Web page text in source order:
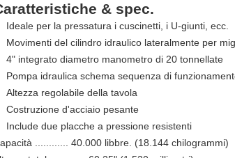
& spec.
Ideale per la pressatura i cuscinetti, i U-giunti, ecc.
Movimenti del cilindro idraulico lateralmente per
4" integrato diametro manometro di 20 tonnellate
Pompa idraulica schema sequenza di
Altezza regolabile della tavola
Costruzione d'acciaio pesante
Include due placche a pressione resistenti
............ 40.000 libbre. (18.144 chilogrammi)